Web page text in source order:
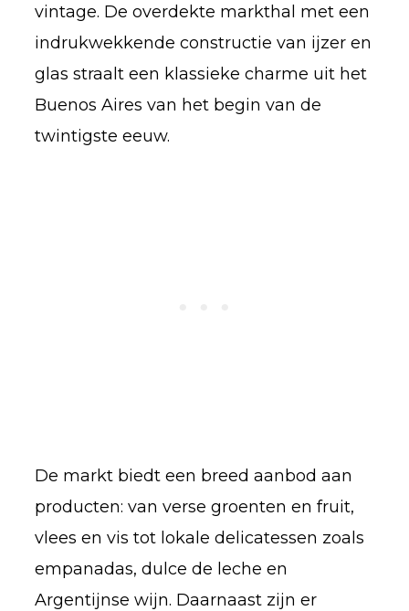
vintage. De overdekte markthal met een
indrukwekkende constructie van ijzer en
glas straalt een klassieke charme uit het
Buenos Aires van het begin van de
twintigste eeuw.
De markt biedt een breed aanbod aan
producten: van verse groenten en fruit,
vlees en vis tot lokale delicatessen zoals
empanadas, dulce de leche en
Argentijnse wijn. Daarnaast zijn er